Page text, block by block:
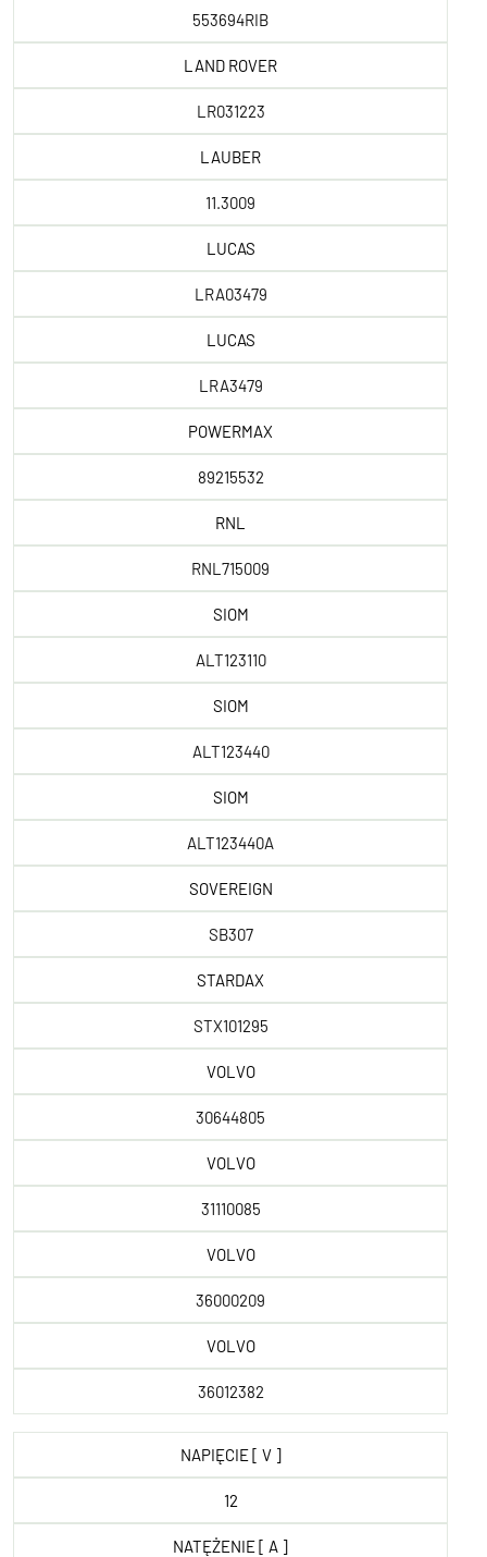
553694RIB
LAND ROVER
LR031223
LAUBER
11.3009
LUCAS
LRA03479
LUCAS
LRA3479
POWERMAX
89215532
RNL
RNL715009
SIOM
ALT123110
SIOM
ALT123440
SIOM
ALT123440A
SOVEREIGN
SB307
STARDAX
STX101295
VOLVO
30644805
VOLVO
31110085
VOLVO
36000209
VOLVO
36012382
NAPIĘCIE [ V ]
12
NATĘŻENIE [ A ]